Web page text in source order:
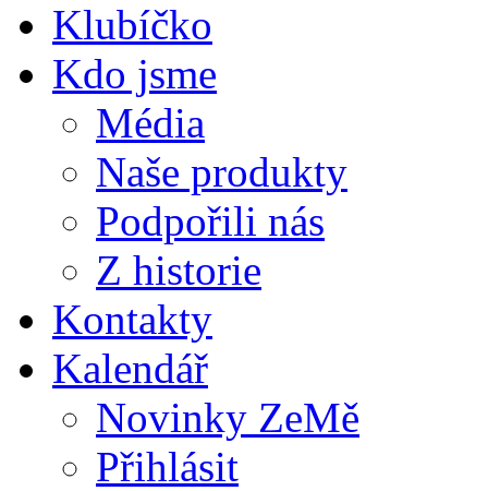
Klubíčko
Kdo jsme
Média
Naše produkty
Podpořili nás
Z historie
Kontakty
Kalendář
Novinky ZeMě
Přihlásit